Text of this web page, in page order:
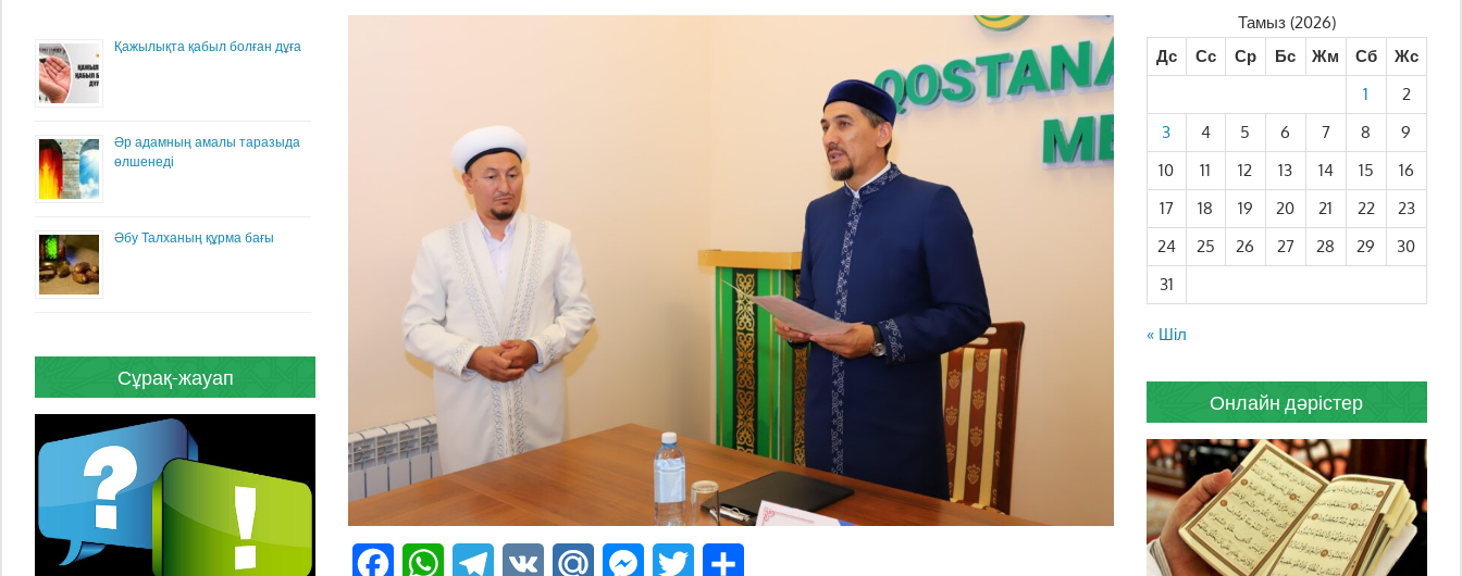
FacebookWhatsAppTelegram
VK Mail.Ru Messenger
Twitter
Қажылықта қабыл болған дұға
Әр адамның амалы таразыда
өлшенеді
Әбу Талханың құрма бағы
Сұрақ-жауап
Тамыз (2026)
Дс
Сс Ср Бс Жм Сб
Жс
1
2
3
4 5 6 7 8
9
10
11 12 13 14 15
16
17
18 19 20 21 22
23
24
25 26 27 28 29
30
31
« Шіл
Онлайн дәрістер